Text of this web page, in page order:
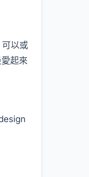
以或
起來